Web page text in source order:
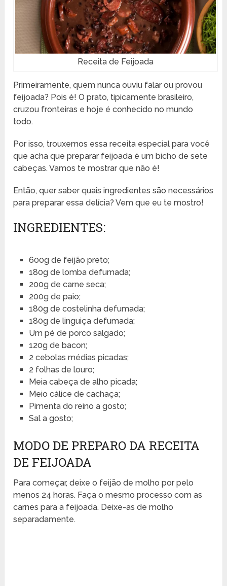
Receita de Feijoada
Primeiramente, quem nunca ouviu falar ou provou
feijoada? Pois é! O prato, tipicamente brasileiro,
cruzou fronteiras e hoje é conhecido no mundo
todo.
Por isso, trouxemos essa receita especial para você
que acha que preparar feijoada é um bicho de sete
cabeças. Vamos te mostrar que não é!
Então, quer saber quais ingredientes são necessários
para preparar essa delícia? Vem que eu te mostro!
INGREDIENTES:
600g de feijão preto;
180g de lomba defumada;
200g de carne seca;
200g de paio;
180g de costelinha defumada;
180g de linguiça defumada;
Um pé de porco salgado;
120g de bacon;
2 cebolas médias picadas;
2 folhas de louro;
Meia cabeça de alho picada;
Meio cálice de cachaça;
Pimenta do reino a gosto;
Sal a gosto;
MODO DE PREPARO DA RECEITA
DE FEIJOADA
Para começar, deixe o feijão de molho por pelo
menos 24 horas. Faça o mesmo processo com as
carnes para a feijoada. Deixe-as de molho
separadamente.